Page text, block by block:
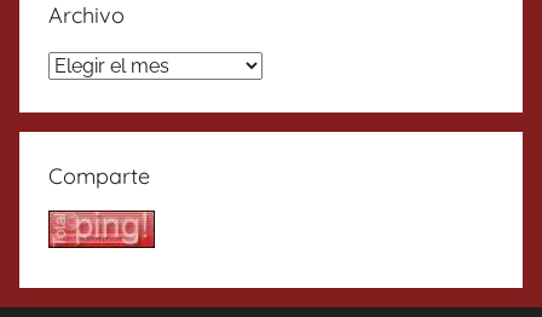
Archivo
Archivo
Comparte